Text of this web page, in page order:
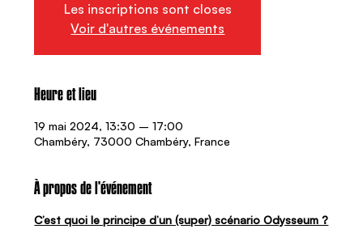
Les inscriptions sont closes
Voir d'autres événements
Heure et lieu
19 mai 2024, 13:30 – 17:00
Chambéry, 73000 Chambéry, France
À propos de l'événement
C’est quoi le principe d’un (super) scénario Odysseum ?